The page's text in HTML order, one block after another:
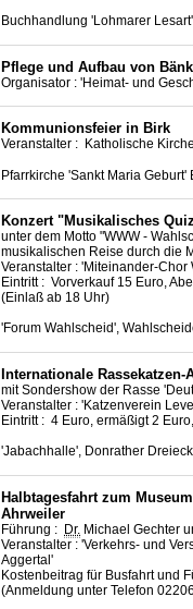
Buchhandlung 'Lohmarer
Pflege und Aufbau von
Organisator : 'Heimat- und
Kommunionsfeier in Birk
Veranstalter : Katholische
Pfarrkirche 'Sankt Maria
Konzert "Musikalisches
unter dem Motto "WWW -
musikalischen Reise durch die
Veranstalter : 'Miteinander-
Eintritt : Vorverkauf 15 Euro,
(Einlaß ab 18 Uhr)
'Forum Wahlscheid',
Internationale Rassekatzen-
mit Sondershow der Rasse
Veranstalter : 'Katzenverein
Eintritt : 4 Euro, ermäßigt 2
'Jabachhalle', Donrather
Halbtagesfahrt zum
Ahrweiler
Führung : Dr. Michael Gechter
Veranstalter : 'Verkehrs- und
Aggertal'
Kostenbeitrag für Busfahrt und
(Anmeldung unter Telefon